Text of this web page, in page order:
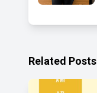
Related Posts